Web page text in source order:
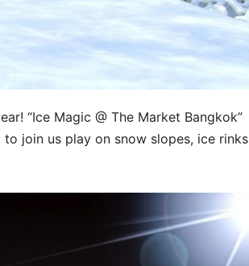
“Ice Magic @ The Market Bangkok”
join us play on snow slopes, ice rinks